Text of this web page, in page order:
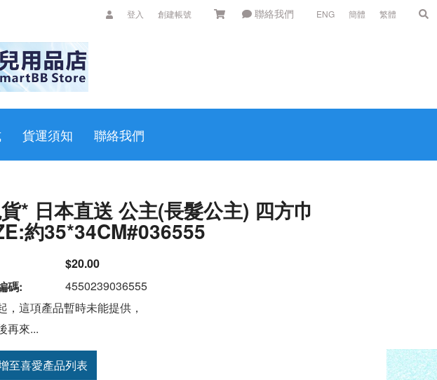
登入 創建帳號 聯絡我們 ENG 簡體 繁體
貨運須知 聯絡我們
* 日本直送 公主(長髮公主) 四方巾
約35*34CM#036555
$20.00
碼:
4550239036555
，這項產品暫時未能提供，
再來...
至喜愛產品列表